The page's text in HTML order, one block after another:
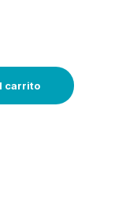
quantity
carrito